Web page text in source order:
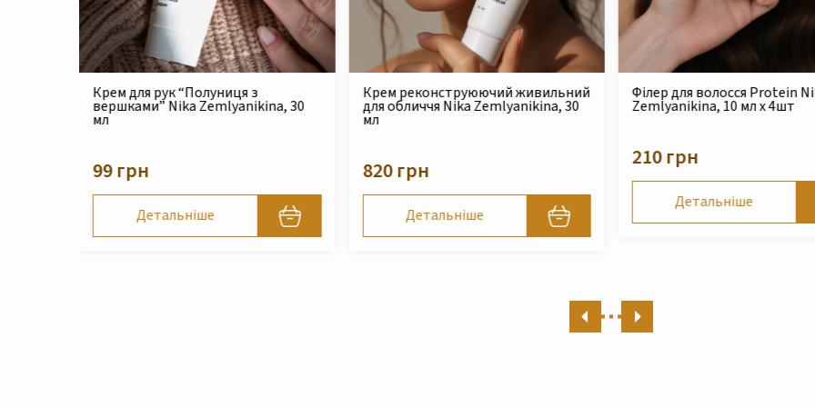
Крем реконструюючий живильний
для обличчя Nika Zemlyanikina, 30
мл
820 грн
Детальніше
Філер для волосся Protein Nika
Zemlyanikina, 10 мл x 4шт
210 грн
Детальніше
Безсульфатний очищуючий
шампунь для сухого та
пошкодженого волосся Nika
490 грн
Детальніше